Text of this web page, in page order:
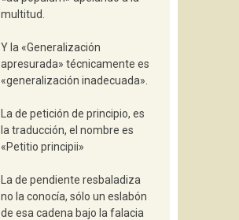
multitud.
Y la «Generalización
apresurada» técnicamente es
«generalización inadecuada».
La de petición de principio, es
la traducción, el nombre es
«Petitio principii»
La de pendiente resbaladiza
no la conocía, sólo un eslabón
de esa cadena bajo la falacia